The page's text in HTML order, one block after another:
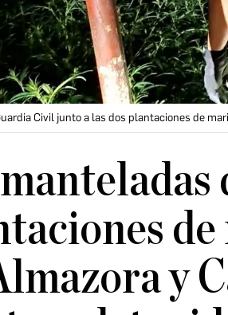
Civil junto a las dos plantaciones de
y